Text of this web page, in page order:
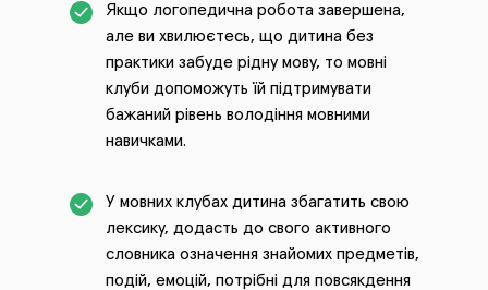
Якщо логопедична робота завершена,
але ви хвилюєтесь, що дитина без
практики забуде рідну мову, то мовні
клуби допоможуть їй підтримувати
бажаний рівень володіння мовними
навичками.
У мовних клубах дитина збагатить свою
лексику, додасть до свого активного
словника означення знайомих предметів,
подій, емоцій, потрібні для повсякдення